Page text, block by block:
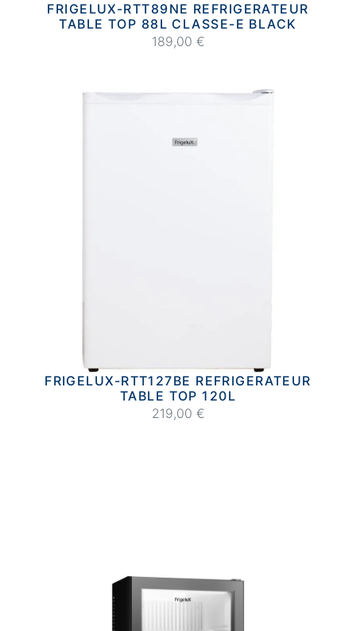
FRIGELUX-RTT89NE REFRIGERATEUR
TABLE TOP 88L CLASSE-E BLACK
189,00 €
FRIGELUX-RTT127BE REFRIGERATEUR
TABLE TOP 120L
219,00 €